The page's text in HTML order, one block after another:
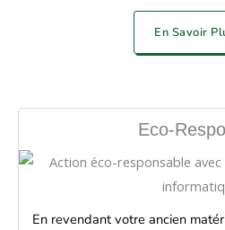
En Savoir
Eco-
En revendant votre ancien